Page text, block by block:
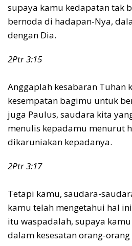
supaya kamu kedapatan tak
bernoda di hadapan-Nya,
dengan Dia.
2Ptr 3:15
Anggaplah kesabaran Tuhan
kesempatan bagimu untuk
juga Paulus, saudara kita
menulis kepadamu menurut
dikaruniakan kepadanya.
2Ptr 3:17
Tetapi kamu, saudara-
kamu telah mengetahui hal
itu waspadalah, supaya
dalam kesesatan orang-